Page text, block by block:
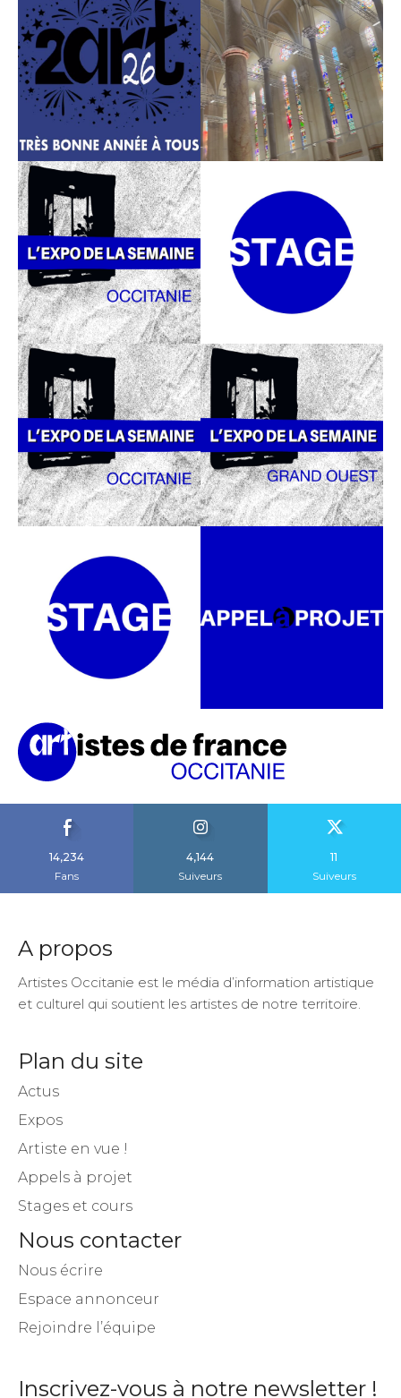
14,234
Fans
4,144
Suiveurs
11
Suiveurs
A propos
Artistes Occitanie est le média d’information artistique
et culturel qui soutient les artistes de notre territoire.
Plan du site
Actus
Expos
Artiste en vue !
Appels à projet
Stages et cours
Nous contacter
Nous écrire
Espace annonceur
Rejoindre l’équipe
Inscrivez-vous à notre newsletter !